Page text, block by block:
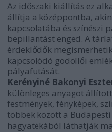
Az időszaki kiállítás ez
állítja a középpontba,
kapcsolatába és színészi
bepillantást enged. A
érdeklődők
kapcsolódó gödöllői
pályafutását.
Kerényiné Bakonyi
különleges anyagot
festmények, fényképek,
többek között a
hagyatékából láthatják